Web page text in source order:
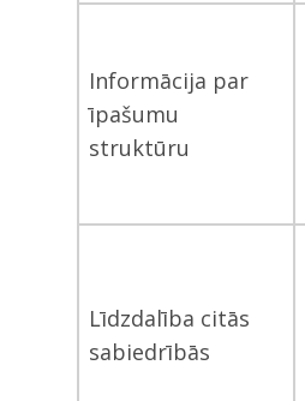
Informācija par
īpašumu
struktūru
Līdzdalība citās
sabiedrībās